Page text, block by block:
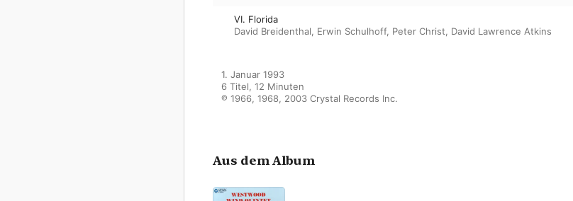
VI. Florida
David Breidenthal, Erwin Schulhoff, Peter Christ, David Lawrence Atkins
1. Januar 1993
6 Titel, 12 Minuten
℗ 1966, 1968, 2003 Crystal Records Inc.
Aus dem Album